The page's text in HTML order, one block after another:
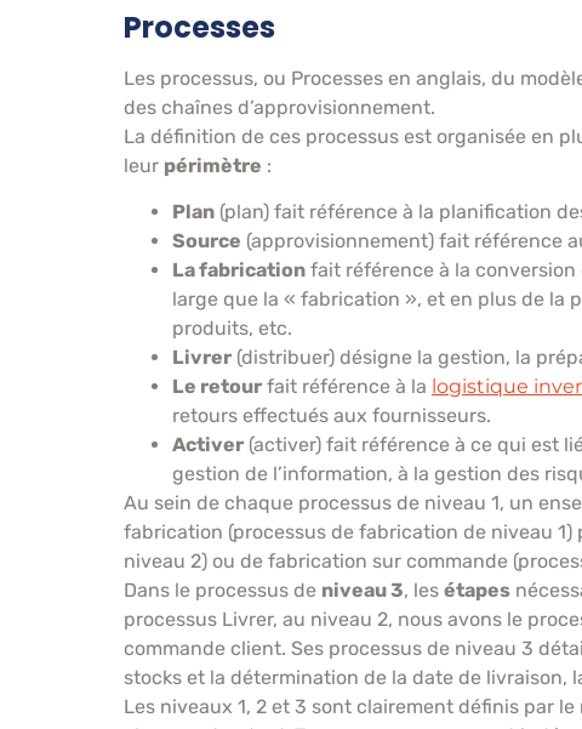
Processes
Les processus, ou Processes en anglais, du
des chaînes d’approvisionnement.
La définition de ces processus est organisée en
leur périmètre :
Plan (plan) fait référence à la planification
Source (approvisionnement) fait référence
La fabrication fait référence à la
large que la « fabrication », et en plus de la
produits, etc.
Livrer (distribuer) désigne la gestion, la
Le retour fait référence à la logistique
retours effectués aux fournisseurs.
Activer (activer) fait référence à ce qui est
gestion de l’information, à la gestion des
Au sein de chaque processus de niveau 1, un
fabrication (processus de fabrication de niveau
niveau 2) ou de fabrication sur commande
Dans le processus de niveau 3, les étapes
processus Livrer, au niveau 2, nous avons le
commande client. Ses processus de niveau 3
stocks et la détermination de la date de livraison,
Les niveaux 1, 2 et 3 sont clairement définis par